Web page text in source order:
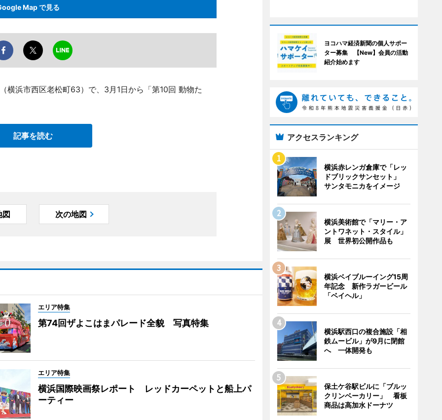
Map で見る
横浜市西区老松町63）で、3月1日から「第10回 動物た
記事を読む
図 次の地図
エリア特集
第74回ザよこはまパレード全貌 写真特集
エリア特集
横浜国際映画祭レポート レッドカーペットと船上パ
ーティー
ヨコハマ経済新聞の個人サポー
ター募集 【New】会員の活動
紹介始めます
アクセスランキング
横浜赤レンガ倉庫で「レッ
ドブリックサンセット」
サンタモニカをイメージ
横浜美術館で「マリー・ア
ントワネット・スタイル」
展 世界初公開作品も
横浜ベイブルーイング15周
年記念 新作ラガービール
「ベイヘル」
横浜駅西口の複合施設「相
鉄ムービル」が9月に閉館
へ 一体開発も
保土ケ谷駅ビルに「ブルッ
クリンベーカリー」 看板
商品は高加水ドーナツ